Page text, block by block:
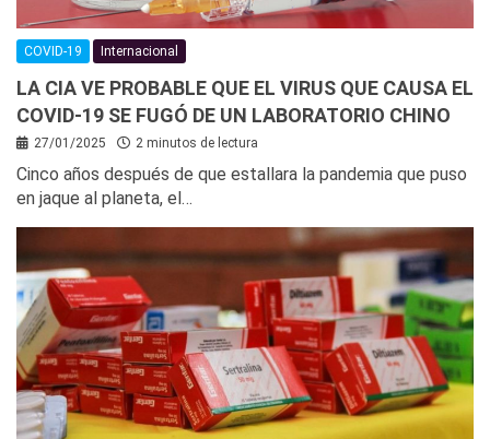
COVID-19 Internacional
LA CIA VE PROBABLE QUE EL VIRUS QUE CAUSA EL
COVID-19 SE FUGÓ DE UN LABORATORIO CHINO
27/01/2025 2 minutos de lectura
Cinco años después de que estallara la pandemia que puso
en jaque al planeta, el…